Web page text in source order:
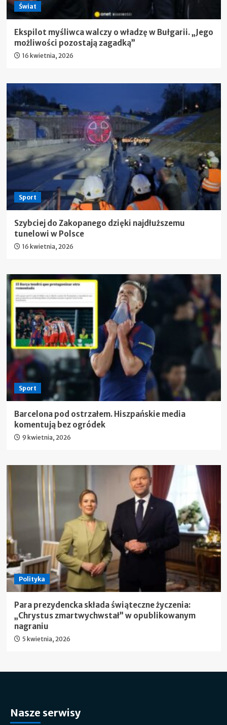
Świat
Ekspilot myśliwca walczy o władzę w Bułgarii. „Jego
możliwości pozostają zagadką”
16 kwietnia, 2026
Sport
Szybciej do Zakopanego dzięki najdłuższemu
tunelowi w Polsce
16 kwietnia, 2026
Sport
Barcelona pod ostrzałem. Hiszpańskie media
komentują bez ogródek
9 kwietnia, 2026
Polityka
Para prezydencka składa świąteczne życzenia:
„Chrystus zmartwychwstał” w opublikowanym
nagraniu
5 kwietnia, 2026
Nasze serwisy